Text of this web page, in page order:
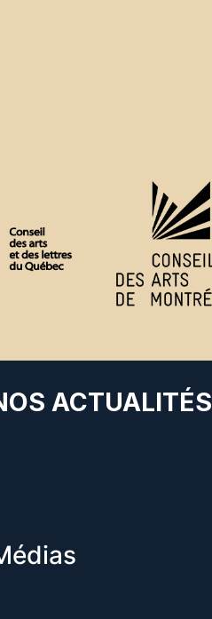
ACTUALITÉS